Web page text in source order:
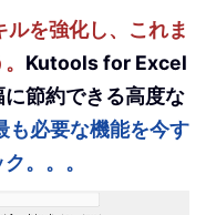
を強化し、これま
Kutools for Excel
節約できる高度な
も必要な機能を今す
。。。